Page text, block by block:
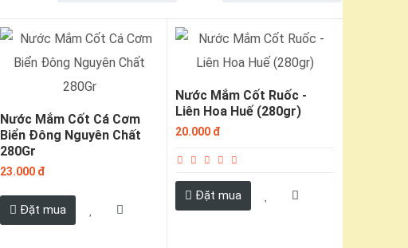
Nước Mắm Cốt Cá Cơm
Biển Đông Nguyên Chất
280Gr
23.000 đ
Đặt mua
Nước Mắm Cốt Ruốc -
Liên Hoa Huế (280gr)
20.000 đ
Đặt mua